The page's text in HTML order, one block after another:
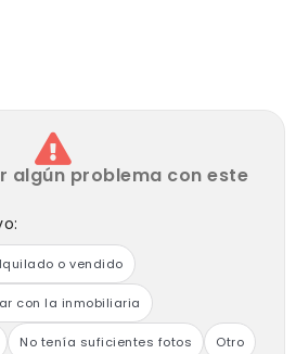
algún problema con este
o vendido
con la inmobiliaria
No tenía suficientes fotos Otro